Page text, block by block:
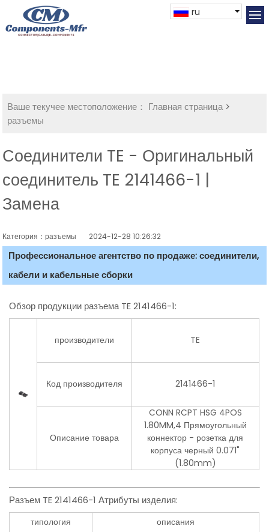
ru
Ваше текучее местоположение： Главная страница>
разъемы
Соединители TE - Оригинальный
соединитель TE 2141466-1 |
Замена
Категория：разъемы 2024-12-28 10:26:32
Профессиональное агентство по продаже: соединители,
кабели и кабельные сборки
Обзор продукции разъема TE 2141466-1:
производители TE
Код производителя 2141466-1
Описание товара
CONN RCPT HSG 4POS
1.80MM,4 Прямоугольный
коннектор - розетка для
корпуса черный 0.071"
(1.80mm)
Разъем TE 2141466-1 Атрибуты изделия:
типология описания